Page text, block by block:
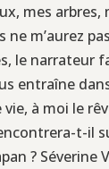
mes arbres,
ne m’aurez
le narrateur
entraîne
vie, à moi le
t-il
? Séverine